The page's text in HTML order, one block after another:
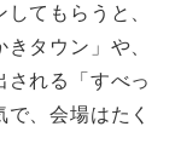
てもらうと、
タウン」や、
される「すべっ
、会場はたく